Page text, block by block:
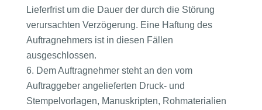
Lieferfrist um die Dauer der durch die Störung
verursachten Verzögerung. Eine Haftung des
Auftragnehmers ist in diesen Fällen
ausgeschlossen.
Dem Auftragnehmer steht an den vom
Auftraggeber angelieferten Druck- und
Stempelvorlagen, Manuskripten, Rohmaterialien